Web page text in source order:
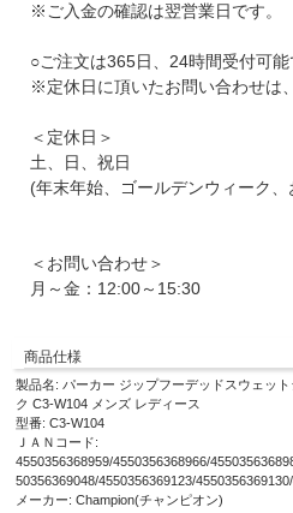
※ご入金の確認は翌営業日です。
○ご注文は365日、24時間受付可能
※定休日に頂いたお問い合わせは
＜定休日＞
土、日、祝日
(年末年始、ゴールデンウィーク、
＜お問い合わせ＞
月～金：12:00～15:30
商品仕様
製品名: パーカー ジップフーデッドスウェッ
ク C3-W104 メンズ レディース
型番: C3-W104
ＪＡＮコード:
4550356368959/4550356368966/
50356369048/4550356369123/
メーカー: Champion(チャンピオン)